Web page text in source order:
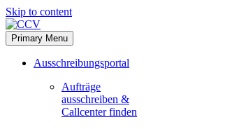
Skip to content
Primary Menu
Ausschreibungsportal
Aufträge
ausschreiben &
Callcenter finden